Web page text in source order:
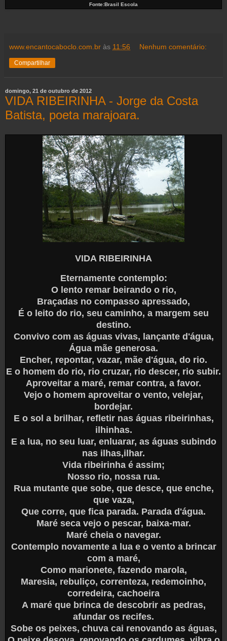
Fonte:Brasil Escola
www.encantocaboclo.com.br às 11:56 Nenhum comentário:
Compartilhar
domingo, 21 de outubro de 2012
VIDA RIBEIRINHA - Jorge da Costa
Batista, poeta marajoara.
VIDA RIBEIRINHA
Eternamente contemplo:
O lento remar beirando o rio,
Braçadas no compasso apressado,
É o leito do rio, seu caminho, a margem seu
destino.
Convivo com as águas vivas, lançante d'água,
Água mãe generosa.
Encher, repontar, vazar, mãe d'água, do rio.
E o homem do rio, rio cruzar, rio descer, rio subir.
Aproveitar a maré, remar contra, a favor.
Vejo o homem aproveitar o vento, velejar,
bordejar.
E o sol a brilhar, refletir nas águas ribeirinhas,
ilhinhas.
E a lua, no seu luar, enluarar, as águas subindo
nas ilhas,ilhar.
Vida ribeirinha é assim;
Nosso rio, nossa rua.
Rua mutante que sobe, que desce, que enche,
que vaza,
Que corre, que fica parada. Parada d'água.
Maré seca vejo o pescar, baixa-mar.
Maré cheia o navegar.
Contemplo novamente a lua e o vento a brincar
com a maré,
Como marionete, fazendo marola,
Maresia, rebuliço, correnteza, redemoinho,
corredeira, cachoeira
A maré que brinca de descobrir as pedras,
afundar os recifes.
Sobe os peixes, chuva cai renovando as águas,